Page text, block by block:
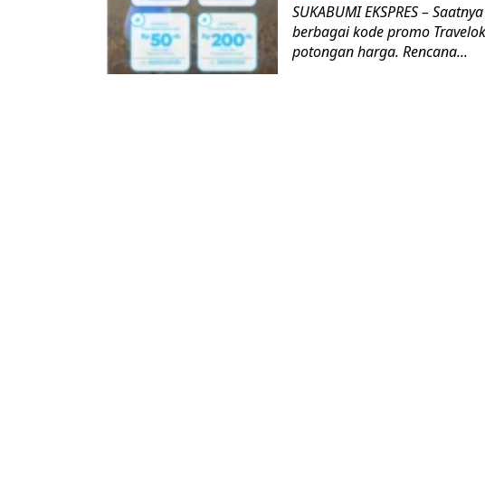
SUKABUMI EKSPRES –
berbagai kode promo
potongan harga. Rencana...